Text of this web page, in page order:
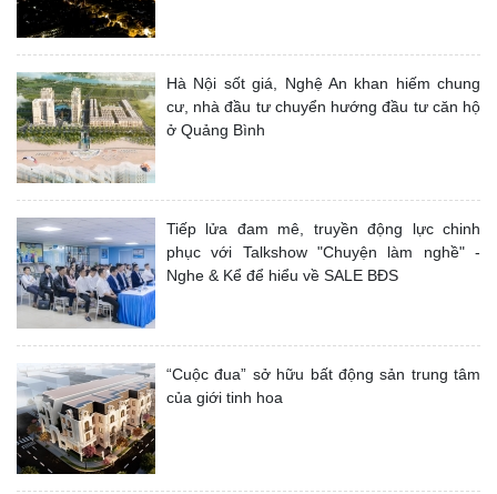
Hà Nội sốt giá, Nghệ An khan hiếm chung
cư, nhà đầu tư chuyển hướng đầu tư căn hộ
ở Quảng Bình
Tiếp lửa đam mê, truyền động lực chinh
phục với Talkshow "Chuyện làm nghề" -
Nghe & Kể để hiểu về SALE BĐS
“Cuộc đua” sở hữu bất động sản trung tâm
của giới tinh hoa